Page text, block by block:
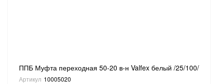
ППБ Муфта переходная 50-20 в-н Valfex белый /25/100/
Артикул 10005020